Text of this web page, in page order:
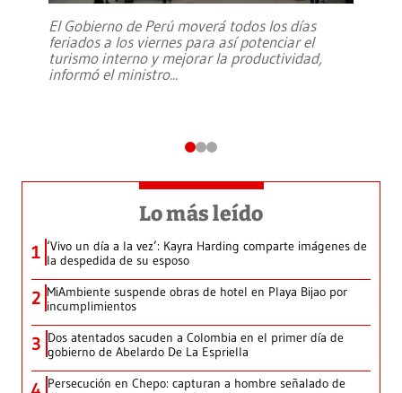
El Gobierno de Perú moverá todos los días
feriados a los viernes para así potenciar el
turismo interno y mejorar la productividad,
informó el ministro...
Lo más leído
1 ‘Vivo un día a la vez’: Kayra Harding comparte imágenes de
la despedida de su esposo
2 MiAmbiente suspende obras de hotel en Playa Bijao por
incumplimientos
3 Dos atentados sacuden a Colombia en el primer día de
gobierno de Abelardo De La Espriella
Persecución en Chepo: capturan a hombre señalado de